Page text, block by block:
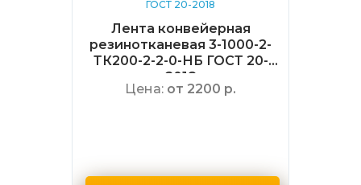
Лента конвейерная
резинотканевая 3-1000-2-
ТК200-2-2-0-НБ ГОСТ 20-
2018
Цена: от 2200 р.